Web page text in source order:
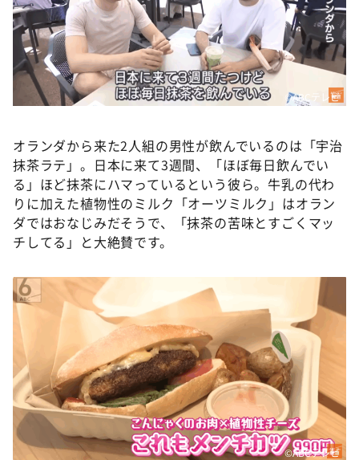
©ABCテレビ
オランダから来た2人組の男性が飲んでいるのは「宇治
抹茶ラテ」。日本に来て3週間、「ほぼ毎日飲んでい
る」ほど抹茶にハマっているという彼ら。牛乳の代わ
りに加えた植物性のミルク「オーツミルク」はオラン
ダではおなじみだそうで、「抹茶の苦味とすごくマッ
チしてる」と大絶賛です。
©ABCテレビ